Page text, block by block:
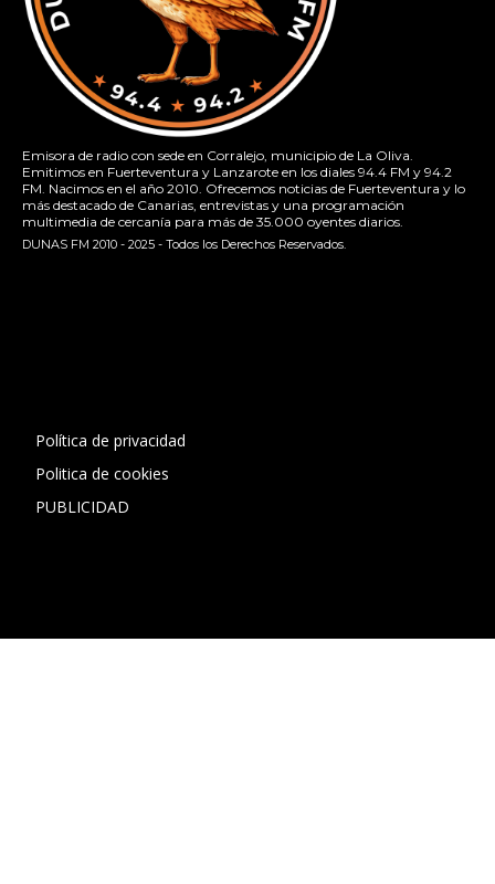
Emisora de radio con sede en Corralejo, municipio de La Oliva.
Emitimos en Fuerteventura y Lanzarote en los diales 94.4 FM y 94.2
FM. Nacimos en el año 2010. Ofrecemos noticias de Fuerteventura y lo
más destacado de Canarias, entrevistas y una programación
multimedia de cercanía para más de 35.000 oyentes diarios.
DUNAS FM 2010 - 2025 - Todos los Derechos Reservados.
Política de privacidad
Politica de cookies
PUBLICIDAD